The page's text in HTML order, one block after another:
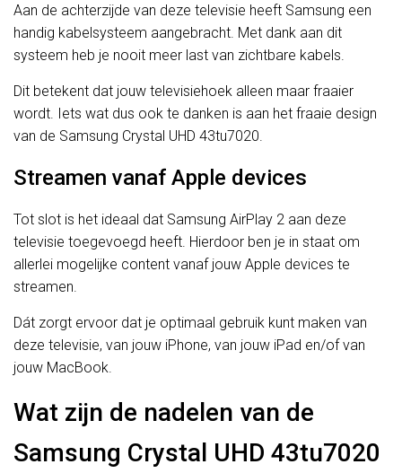
Aan de achterzijde van deze televisie heeft Samsung een
handig kabelsysteem aangebracht. Met dank aan dit
systeem heb je nooit meer last van zichtbare kabels.
Dit betekent dat jouw televisiehoek alleen maar fraaier
wordt. Iets wat dus ook te danken is aan het fraaie design
van de Samsung Crystal UHD 43tu7020.
Streamen vanaf Apple devices
Tot slot is het ideaal dat Samsung AirPlay 2 aan deze
televisie toegevoegd heeft. Hierdoor ben je in staat om
allerlei mogelijke content vanaf jouw Apple devices te
streamen.
Dát zorgt ervoor dat je optimaal gebruik kunt maken van
deze televisie, van jouw iPhone, van jouw iPad en/of van
jouw MacBook.
Wat zijn de nadelen van de
Samsung Crystal UHD 43tu7020